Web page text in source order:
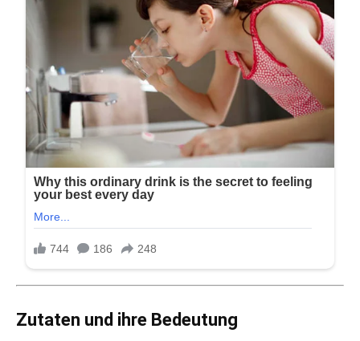
Zutaten und ihre Bedeutung